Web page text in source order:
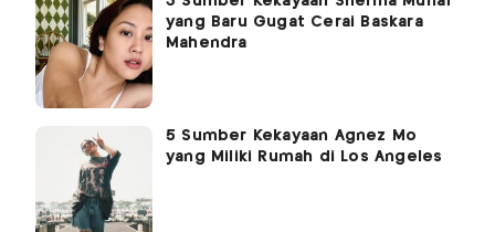
yang Baru Gugat Cerai Baskara
Mahendra
5 Sumber Kekayaan Agnez Mo
yang Miliki Rumah di Los Angeles